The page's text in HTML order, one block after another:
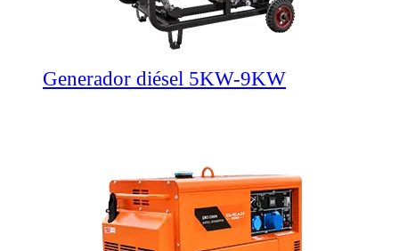
Generador diésel 5KW-9KW